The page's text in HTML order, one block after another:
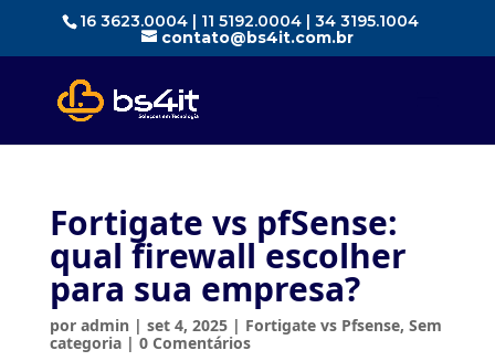
16 3623.0004 | 11 5192.0004 | 34 3195.1004
contato@bs4it.com.br
Fortigate vs pfSense:
qual firewall escolher
para sua empresa?
por admin | set 4, 2025| Fortigate vs Pfsense, Sem
categoria| 0 Comentários